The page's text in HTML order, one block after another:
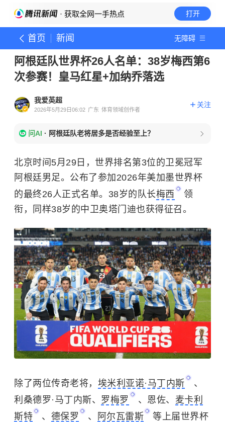
· 获取全网一手热点 打开
首页 新闻 无障碍
阿根廷队世界杯26人名单：38岁梅西第6
次参赛！皇马红星+加纳乔落选
我爱英超
2026年5月29日06:02 广东 体育领域创作者
关注
问AI · 阿根廷队老将居多是否经验至上？
北京时间5月29日，世界排名第3位的卫冕冠军
阿根廷男足。公布了参加2026年美加墨世界杯
的最终26人正式名单。38岁的队长梅西
领
衔，同样38岁的中卫奥塔门迪也获得征召。
除了两位传奇老将， 埃米利亚诺·马丁内斯
、
利桑德罗·马丁内斯、 罗梅罗 、恩佐、 麦卡利
斯特
、 德保罗 、 阿尔瓦雷斯
等上届世界杯